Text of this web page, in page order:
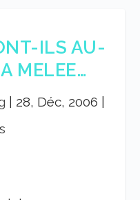
ILS AU-
MELEE…
28, Déc, 2006